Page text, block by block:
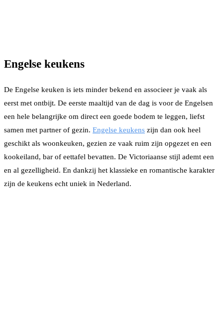
Engelse keukens
De Engelse keuken is iets minder bekend en associeer je vaak als
eerst met ontbijt. De eerste maaltijd van de dag is voor de Engelsen
een hele belangrijke om direct een goede bodem te leggen, liefst
samen met partner of gezin. Engelse keukens zijn dan ook heel
geschikt als woonkeuken, gezien ze vaak ruim zijn opgezet en een
kookeiland, bar of eettafel bevatten. De Victoriaanse stijl ademt een
en al gezelligheid. En dankzij het klassieke en romantische karakter
zijn de keukens echt uniek in Nederland.